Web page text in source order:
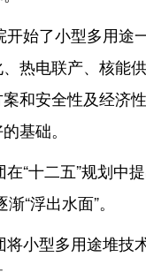
始了小型多用途
热电联产、核能
和安全性及经济
基础。
“十二五”规划中
“浮出水面”。
小型多用途堆技